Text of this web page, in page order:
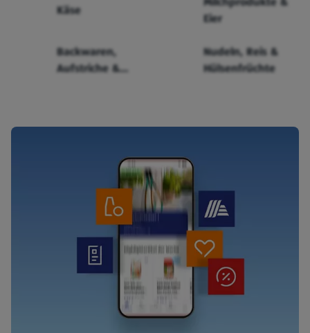
Käse
Eier
Backwaren,
Aufstriche &
Nudeln, Reis &
Hülsenfrüchte